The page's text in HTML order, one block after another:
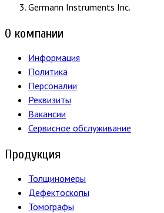
Germann Instruments Inc.
О компании
Информация
Политика
Персоналии
Реквизиты
Вакансии
Сервисное обслуживание
Продукция
Толщиномеры
Дефектоскопы
Томографы